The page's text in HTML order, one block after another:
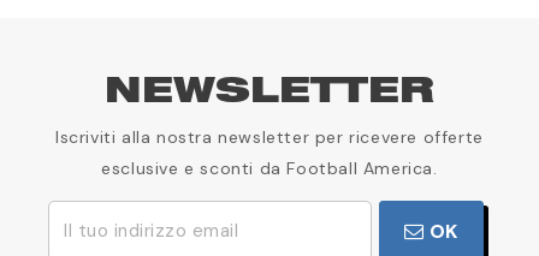
NEWSLETTER
Iscriviti alla nostra newsletter per ricevere offerte
esclusive e sconti da Football America.
OK